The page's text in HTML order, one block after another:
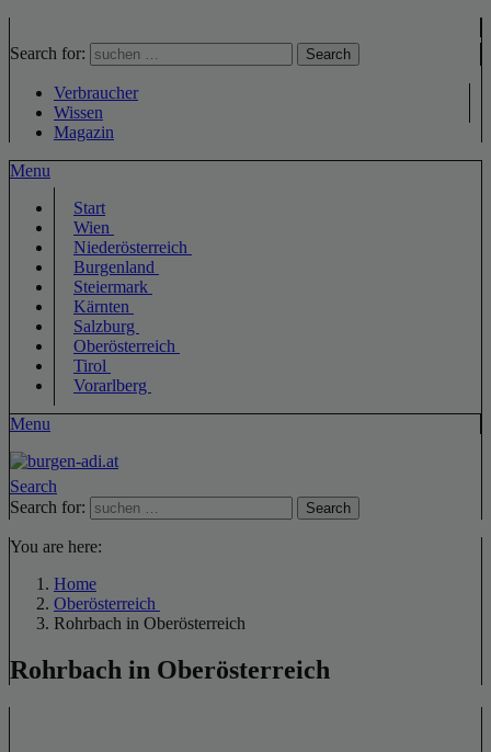
Search for: Search
Verbraucher
Wissen
Magazin
Menu
Start
Wien
Niederösterreich
Burgenland
Steiermark
Kärnten
Salzburg
Oberösterreich
Tirol
Vorarlberg
Menu
Search
Search for:
Search
You are here:
Home
Oberösterreich
Rohrbach in Oberösterreich
Rohrbach in Oberösterreich